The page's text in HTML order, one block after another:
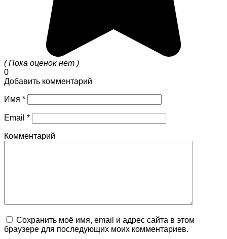
( Пока оценок нет )
0
Добавить комментарий
Имя *
Email *
Комментарий
Сохранить моё имя, email и адрес сайта в этом
браузере для последующих моих комментариев.